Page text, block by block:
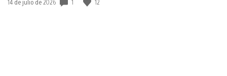
Fecha
14 de julio de 2026